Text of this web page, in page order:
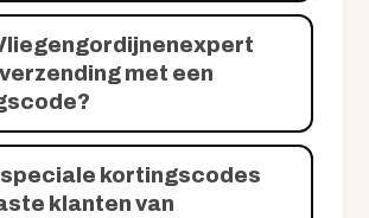
met een
speciale kortingscodes
klanten van